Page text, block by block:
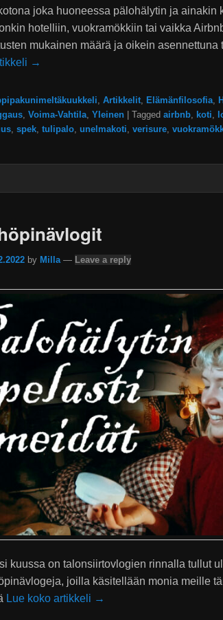
joka huoneessa pälohälytin ja ainakin
hotelliin, vuokramökkiin tai vaikka
mukainen määrä ja oikein asennettuna
→
Artikkelit Elämänfilosofia
Voima-Vahtila Yleinen Tagged airbnb koti
spek tulipalo unelmakoti verisure
by Milla — Leave a reply
kuussa on talonsiirtovlogien rinnalla tullut
joilla käsitellään monia meille
Lue koko artikkeli →